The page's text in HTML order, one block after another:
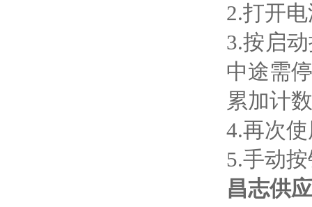
2.打开
3.按启
中途需
累加计
4.再次
5.手动
昌志供